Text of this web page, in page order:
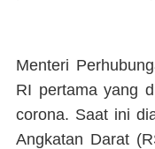
Menteri
RI pertama yang
corona. Saat ini
Angkatan Darat